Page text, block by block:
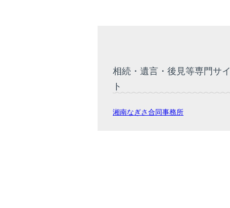
相続・遺言・後見等専門サイ
ト
湘南なぎさ合同事務所